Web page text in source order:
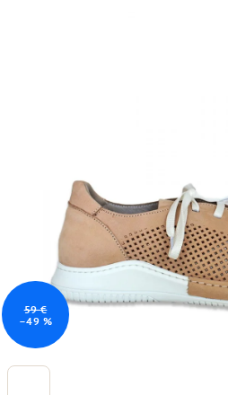
59 €
–49 %